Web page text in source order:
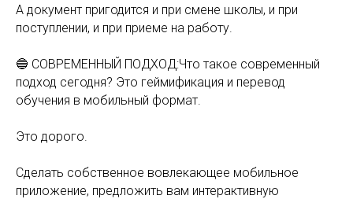
А документ пригодится и при смене школы, и при
поступлении, и при приеме на работу.
🔵 СОВРЕМЕННЫЙ ПОДХОД:Что такое современный
подход сегодня? Это геймификация и перевод
обучения в мобильный формат.
Это дорого.
Сделать собственное вовлекающее мобильное
приложение, предложить вам интерактивную